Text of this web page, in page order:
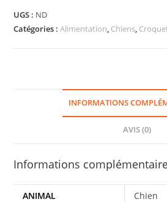
UGS : ND
Catégories :Alimentation, Chiens,
INFORMATIONS
AVIS (0)
Informations
ANIMAL
Chien